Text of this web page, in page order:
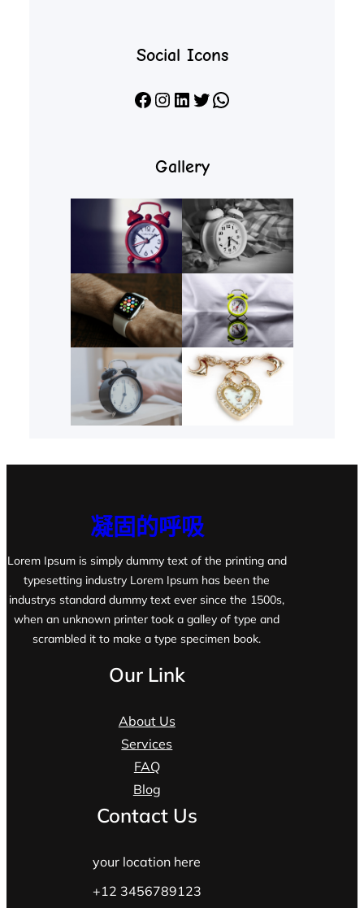
Social Icons
Facebook Instagram LinkedIn X WhatsApp
Gallery
凝固的呼吸
Lorem Ipsum is simply dummy text of the printing and
typesetting industry Lorem Ipsum has been the
industrys standard dummy text ever since the 1500s,
when an unknown printer took a galley of type and
scrambled it to make a type specimen book.
Our Link
About Us
Services
FAQ
Blog
Contact Us
your location here
+12 3456789123